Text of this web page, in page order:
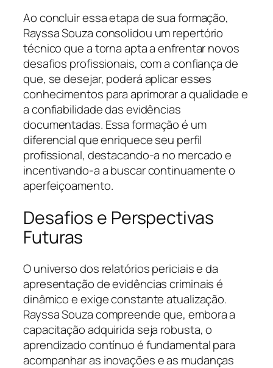
Ao concluir essa etapa de sua formação,
Rayssa Souza consolidou um repertório
técnico que a torna apta a enfrentar novos
desafios profissionais, com a confiança de
que, se desejar, poderá aplicar esses
conhecimentos para aprimorar a qualidade e
a confiabilidade das evidências
documentadas. Essa formação é um
diferencial que enriquece seu perfil
profissional, destacando-a no mercado e
incentivando-a a buscar continuamente o
aperfeiçoamento.
Desafios e Perspectivas
Futuras
O universo dos relatórios periciais e da
apresentação de evidências criminais é
dinâmico e exige constante atualização.
Rayssa Souza compreende que, embora a
capacitação adquirida seja robusta, o
aprendizado contínuo é fundamental para
acompanhar as inovações e as mudanças